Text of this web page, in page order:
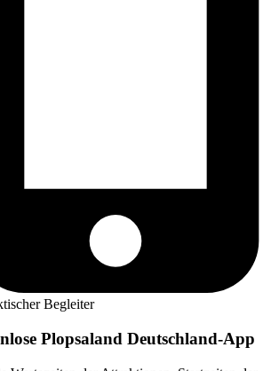
Begleiter
Plopsaland Deutschland-App